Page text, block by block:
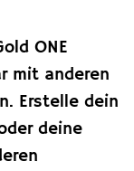
ONE
mit anderen
Erstelle dein
deine